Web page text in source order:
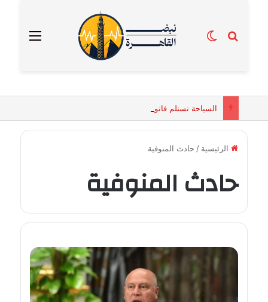
القائمة بحث عنالوضع المظلم
الرئيسية / حادث المنوفية
حادث المنوفية